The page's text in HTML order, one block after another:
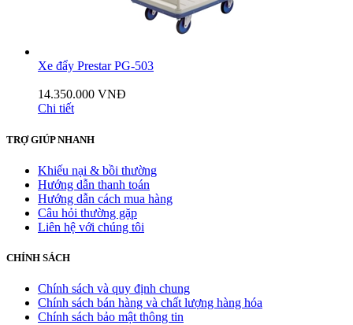
Xe đẩy Prestar PG-503
14.350.000 VNĐ
Chi tiết
TRỢ GIÚP NHANH
Khiếu nại & bồi thường
Hướng dẫn thanh toán
Hướng dẫn cách mua hàng
Câu hỏi thường gặp
Liên hệ với chúng tôi
CHÍNH SÁCH
Chính sách và quy định chung
Chính sách bán hàng và chất lượng hàng hóa
Chính sách bảo mật thông tin